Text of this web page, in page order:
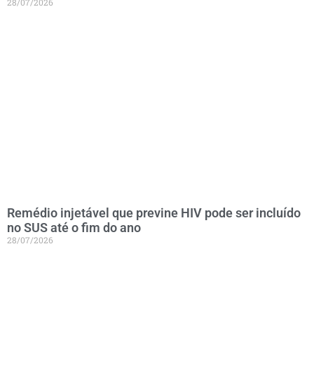
Remédio injetável que previne HIV pode ser incluído
no SUS até o fim do ano
28/07/2026